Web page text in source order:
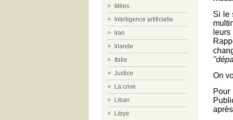
Idées
Intelligence artificielle
Iran
Irlande
Italie
Justice
La crise
Liban
Libye
Si le
On